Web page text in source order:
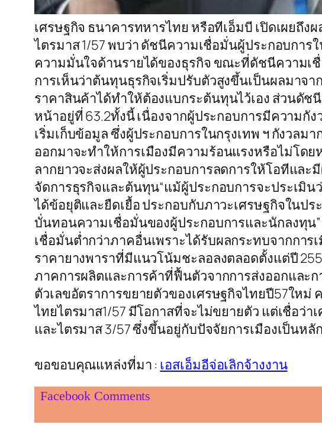
เศรษฐกิจ ธนาคารทหารไทย หรือทีเอ็มบี เปิดเผยถึ
ไตรมาส 1/57 พบว่า ดัชนีความเชื่อมั่นผู้ประกอบการ
ความมั่นใจด้านรายได้ของธุรกิจ ขณะที่ดัชนีความเชื่
การเห็นว่าต้นทุนธุรกิจเริ่มปรับตัวสูงขึ้นเป็นผลมาจ
ราคาสินค้าได้ทำให้ต้องแบกระต้นทุนไว้เอง ส่วนดัช
หน้าอยู่ที่ 63.2ทั้งนี้ เนื่องจากผู้ประกอบการมีความกั
เริ่มเก็บข้อมูล ซึ่งผู้ประกอบการในกรุงเทพ ฯ กังวล
ออกมาจะทำให้การเมืองมีความร้อนแรงหรือไม่โด
ลากยาวจะส่งผลให้ผู้ประกอบการลดการให้โอทีแล
จัดการธุรกิจและต้นทุน“แม้ผู้ประกอบการจะประเมิ
ได้ข้อยุติและยืดเยื้อ ประกอบกับภาวะเศรษฐกิจในป
บั่นทอนความเชื่อมั่นของผู้ประกอบการและนักลงทุ
เชื่อมั่นต่ำกว่าภาคอื่นเพราะได้รับผลกระทบจากกา
ราคายางพาราที่มีแนวโน้มชะลอลงตลอดตั้งแต่ปี
ภาคการผลิตและการค้าที่ฟื้นตัวจากการส่งออกและ
ตัวเลขอัตราการขยายตัวของเศรษฐกิจไทยปี57ใหม่
ไทยไตรมาส1/57 มีโอกาสที่จะไม่ขยายตัว แต่เชื่อว่
และไตรมาส 3/57 ซึ่งขึ้นอยู่กับปัจจัยการเมืองเป็น
ขอขอบคุณแหล่งที่มา : เอสเอ็มอีจ่อเลิกจ้างงาน
Facebook Comments